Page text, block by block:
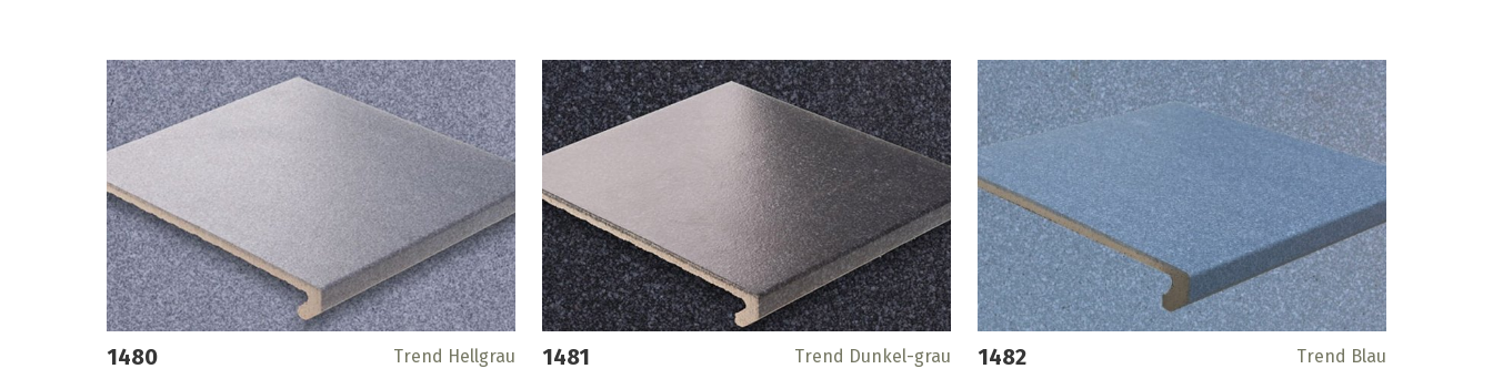
1480 Trend Hellgrau 1481 Trend Dunkel-grau 1482 Trend Blau